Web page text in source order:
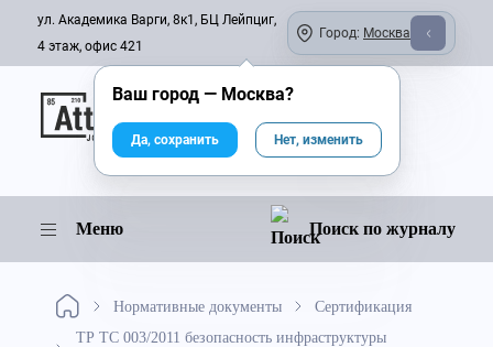
ул. Академика Варги, 8к1, БЦ Лейпциг,
4 этаж, офис 421
Город: Москва
Онлайн-журнал
Меню Поиск по журналу
Нормативные документы
Сертификация
ТР ТС 003/2011 безопасность инфраструктуры
Ваш город — Москва?
Да, сохранить Нет, изменить